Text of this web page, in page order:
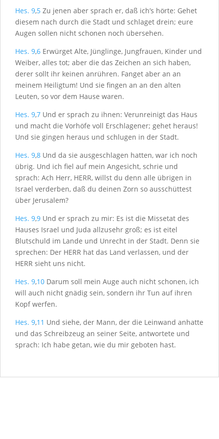
Hes. 9,5 Zu jenen aber sprach er, daß ich’s hörte: Gehet
diesem nach durch die Stadt und schlaget drein; eure
Augen sollen nicht schonen noch übersehen.
Hes. 9,6 Erwürget Alte, Jünglinge, Jungfrauen, Kinder und
Weiber, alles tot; aber die das Zeichen an sich haben,
derer sollt ihr keinen anrühren. Fanget aber an an
meinem Heiligtum! Und sie fingen an an den alten
Leuten, so vor dem Hause waren.
Hes. 9,7 Und er sprach zu ihnen: Verunreinigt das Haus
und macht die Vorhöfe voll Erschlagener; gehet heraus!
Und sie gingen heraus und schlugen in der Stadt.
Hes. 9,8 Und da sie ausgeschlagen hatten, war ich noch
übrig. Und ich fiel auf mein Angesicht, schrie und
sprach: Ach Herr, HERR, willst du denn alle übrigen in
Israel verderben, daß du deinen Zorn so ausschüttest
über Jerusalem?
Hes. 9,9 Und er sprach zu mir: Es ist die Missetat des
Hauses Israel und Juda allzusehr groß; es ist eitel
Blutschuld im Lande und Unrecht in der Stadt. Denn sie
sprechen: Der HERR hat das Land verlassen, und der
HERR sieht uns nicht.
Hes. 9,10 Darum soll mein Auge auch nicht schonen, ich
will auch nicht gnädig sein, sondern ihr Tun auf ihren
Kopf werfen.
Hes. 9,11 Und siehe, der Mann, der die Leinwand anhatte
und das Schreibzeug an seiner Seite, antwortete und
sprach: Ich habe getan, wie du mir geboten hast.